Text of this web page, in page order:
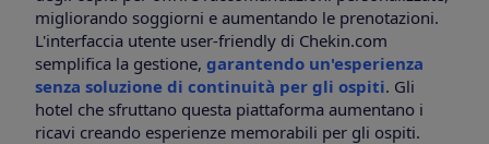
migliorando soggiorni e aumentando le prenotazioni.
L'interfaccia utente user-friendly di Chekin.com
semplifica la gestione, garantendo un'esperienza
senza soluzione di continuità per gli ospiti. Gli
hotel che sfruttano questa piattaforma aumentano i
ricavi creando esperienze memorabili per gli ospiti.